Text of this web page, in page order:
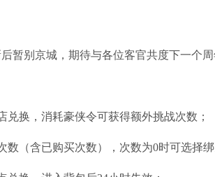
暂别京城，期待与各位客官共度下一个
换，消耗豪侠令可获得额外挑战次数；
数（含已购买次数），次数为0时可选择